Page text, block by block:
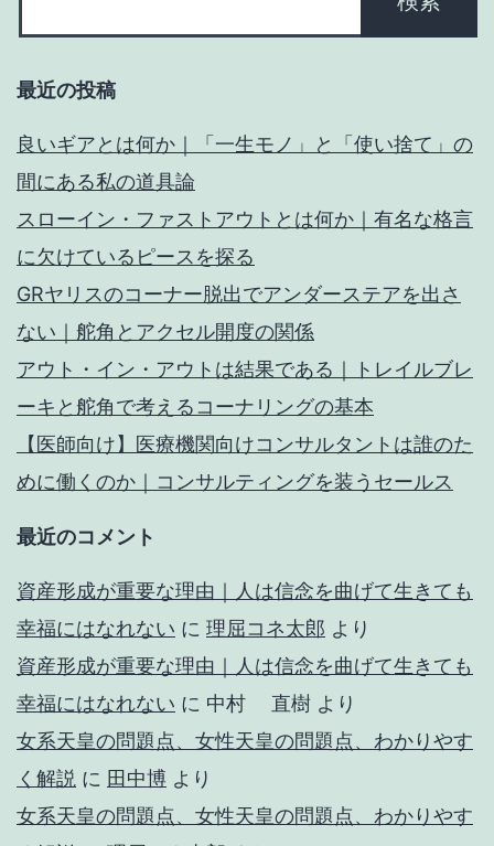
最近の投稿
良いギアとは何か｜「一生モノ」と「使い捨て」の
間にある私の道具論
スローイン・ファストアウトとは何か｜有名な格言
に欠けているピースを探る
GRヤリスのコーナー脱出でアンダーステアを出さ
ない｜舵角とアクセル開度の関係
アウト・イン・アウトは結果である｜トレイルブレ
ーキと舵角で考えるコーナリングの基本
【医師向け】医療機関向けコンサルタントは誰のた
めに働くのか｜コンサルティングを装うセールス
最近のコメント
資産形成が重要な理由｜人は信念を曲げて生きても
幸福にはなれない に 理屈コネ太郎 より
資産形成が重要な理由｜人は信念を曲げて生きても
幸福にはなれない に 中村 直樹 より
女系天皇の問題点、女性天皇の問題点、わかりやす
く解説 に 田中博 より
女系天皇の問題点、女性天皇の問題点、わかりやす